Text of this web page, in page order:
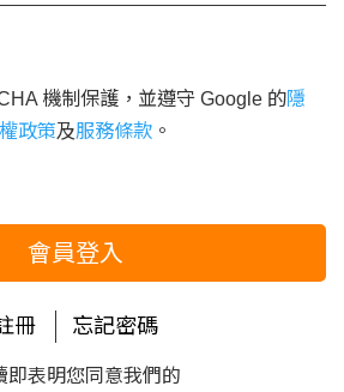
機制保護，並遵守 Google 的隱
政策及服務條款 。
會員登入
冊 忘記密碼
即表明您同意我們的